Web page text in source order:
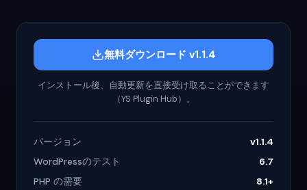
無料ダウンロード v1.1.4
インストール後、自動更新を直接受け取ることができます
（YS Plugin Hub）。
バージョン
v1.1.4
WordPressのテスト
6.7
PHP の需要
8.1+